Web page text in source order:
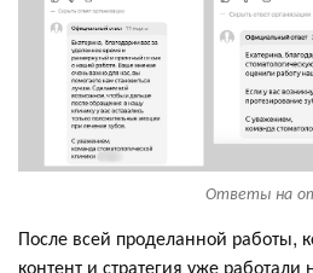
Ответы на
После всей проделанной работы,
контент и стратегия уже работали